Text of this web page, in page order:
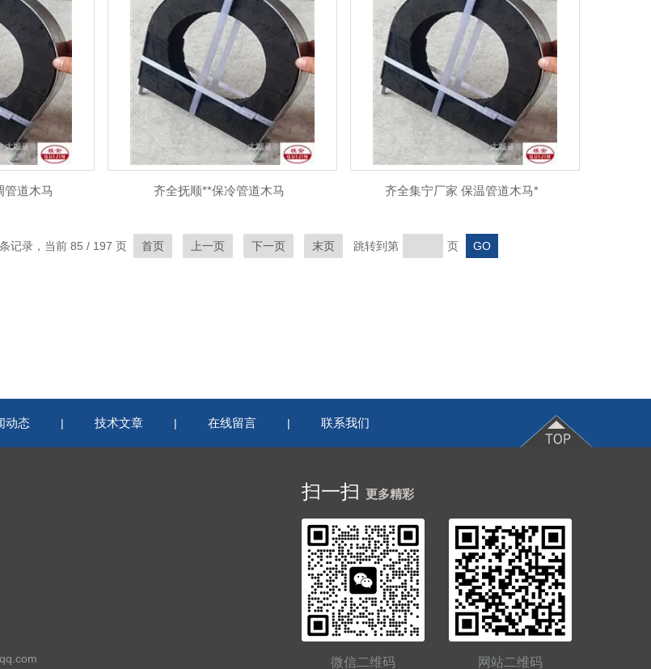
管道木马 齐全抚顺**保冷管道木马 齐全集宁厂家 保温管道木马*
记录，当前 85 / 197 页 首页 上一页 下一页 末页 跳转到第 页
动态 | 技术文章 | 在线留言 | 联系我们
扫一扫 更多精彩
微信二维码 网站二维码